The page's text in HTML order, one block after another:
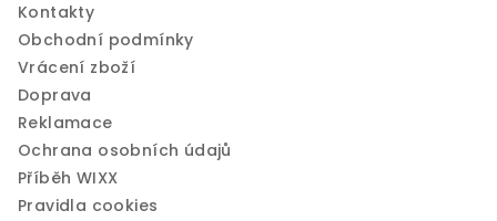
Kontakty
Obchodní podmínky
Vrácení zboží
Doprava
Reklamace
Ochrana osobních údajů
Příběh WIXX
Pravidla cookies